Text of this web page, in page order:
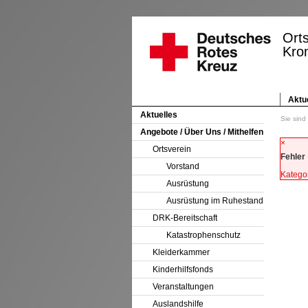
Aktuelles
Angebote / Über Uns / Mithelfen
Ortsverein
Vorstand
Ausrüstung
Ausrüstung im Ruhestand
DRK-Bereitschaft
Katastrophenschutz
Kleiderkammer
Kinderhilfsfonds
Veranstaltungen
Auslandshilfe
Sie
×
Fehler